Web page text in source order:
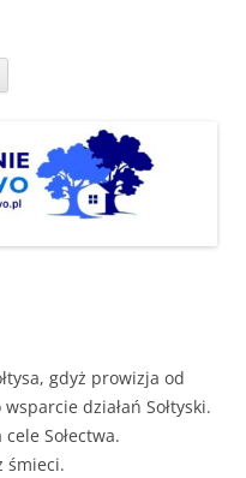
gdyż prowizja od
działań Sołtyski.
Sołectwa.
śmieci.